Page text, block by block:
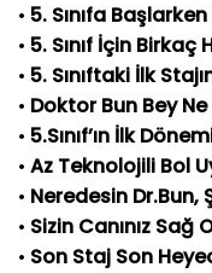
• 5. Sınıfa
• 5. Sınıf İçin Birkaç
• 5. Sınıftaki İlk
• Doktor Bun Bey
• 5.Sınıf’ın İlk
• Az Teknolojili Bol
• Neredesin Dr.Bun,
• Sizin Canınız Sağ
• Son Staj Son